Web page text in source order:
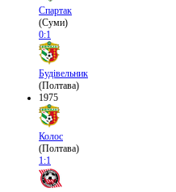
Спартак
(Суми)
0:1
Будівельник
(Полтава)
1975
Колос
(Полтава)
1:1